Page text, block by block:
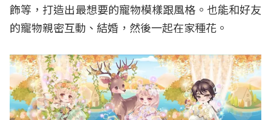
飾等，打造出最想要的寵物模樣跟風格。也能和好友
的寵物親密互動、結婚，然後一起在家種花。